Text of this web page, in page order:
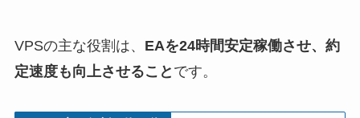
VPSの主な役割は、 EAを24時間安定稼働させ、約
定速度も向上させること です。